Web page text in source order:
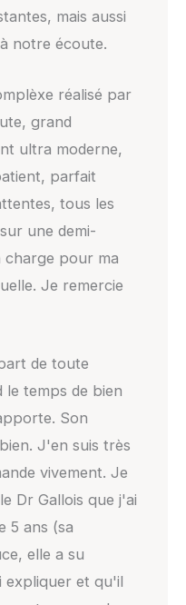
mais aussi
notre écoute.
réalisé par
grand
ultra moderne,
parfait
tous les
une demi-
pour ma
Je remercie
de toute
temps de bien
Son
J'en suis très
vivement. Je
Dr Gallois que j'ai
5 ans (sa
elle a su
et qu'il